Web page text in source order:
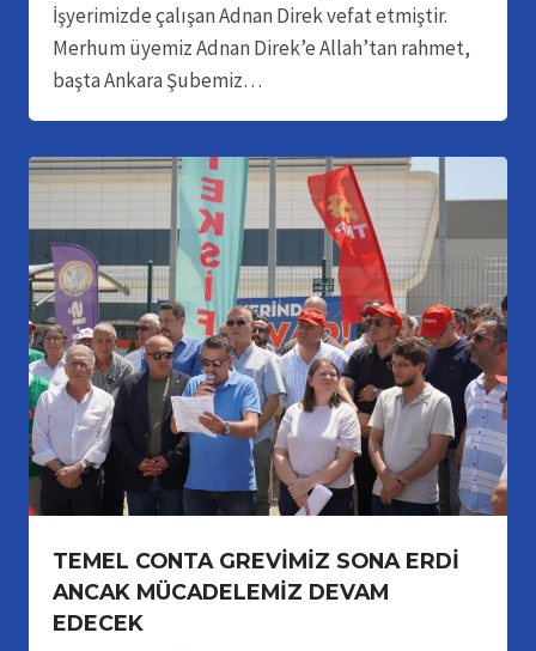
İşyerimizde çalışan Adnan Direk vefat etmiştir.
Merhum üyemiz Adnan Direk’e Allah’tan rahmet,
başta Ankara Şubemiz…
TEMEL CONTA GREVİMİZ SONA ERDİ
ANCAK MÜCADELEMİZ DEVAM
EDECEK